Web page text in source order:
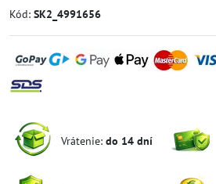
Kód: SK2_4991656
Vrátenie: do 14 dní